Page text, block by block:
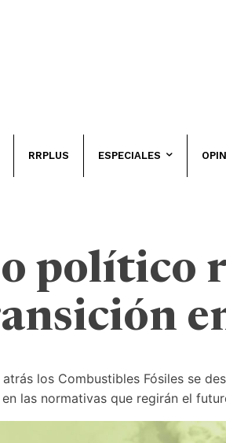
RRPLUS ESPECIALES
político
los Combustibles Fósiles se
las normativas que regirán el